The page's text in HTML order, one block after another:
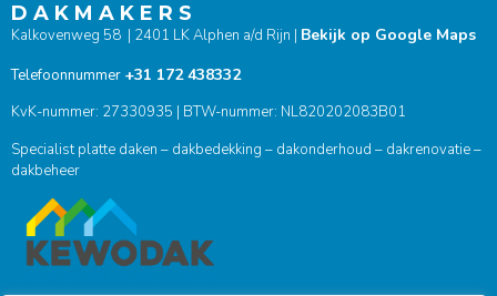
D A K M A K E R S
Kalkovenweg 58 | 2401 LK Alphen a/d Rijn | Bekijk op Google Maps
Telefoonnummer +31 172 438332
KvK-nummer: 27330935 | BTW-nummer: NL820202083B01
Specialist platte daken – dakbedekking – dakonderhoud – dakrenovatie –
dakbeheer